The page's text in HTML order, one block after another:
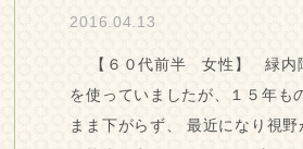
2016.04.13
【６０代前半 女性】 緑内
を使っていましたが、１５年も
まま下がらず、 最近になり視野